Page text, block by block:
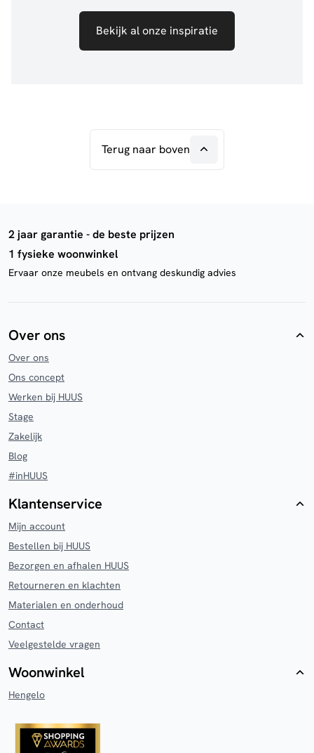
Bekijk al onze inspiratie
Terug naar boven
2 jaar garantie - de beste prijzen
1 fysieke woonwinkel
Ervaar onze meubels en ontvang deskundig advies
Over ons
Over ons
Ons concept
Werken bij HUUS
Stage
Zakelijk
Blog
#inHUUS
Klantenservice
Mijn account
Bestellen bij HUUS
Bezorgen en afhalen HUUS
Retourneren en klachten
Materialen en onderhoud
Contact
Veelgestelde vragen
Woonwinkel
Hengelo